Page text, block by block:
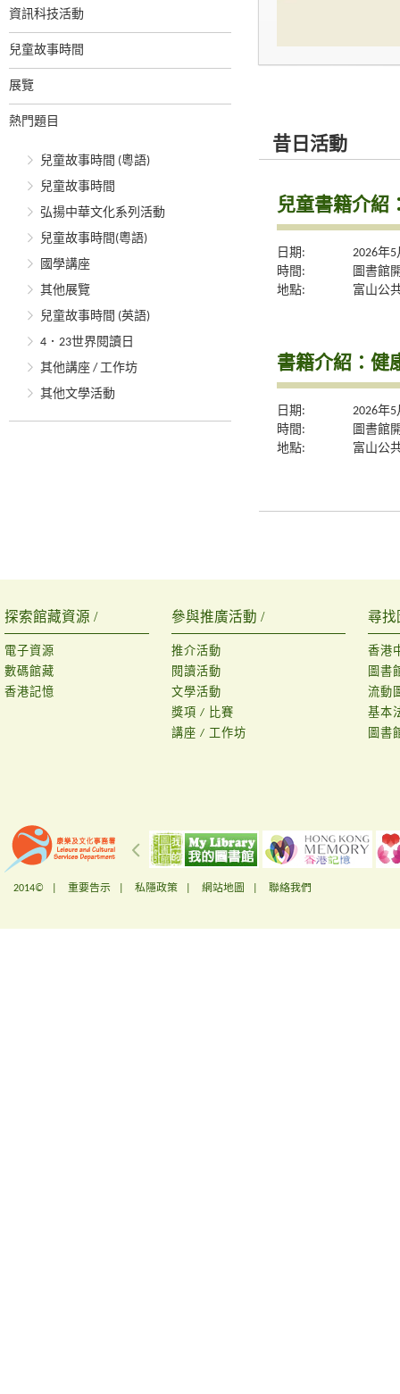
資訊科技活動
兒童故事時間
展覽
熱門題目
兒童故事時間 (粵語)
兒童故事時間
弘揚中華文化系列活動
兒童故事時間(粵語)
國學講座
其他展覽
兒童故事時間 (英語)
4．23世界閱讀日
其他講座 / 工作坊
其他文學活動
昔日活動
兒童書籍介紹
日期:
2026年
時間:
圖書館
地點:
富山公
書籍介紹：健
日期:
2026年
時間:
圖書館
地點:
富山公
探索館藏資源 /
電子資源
數碼館藏
香港記憶
參與推廣活動 /
推介活動
閱讀活動
文學活動
獎項 / 比賽
講座 / 工作坊
尋找
香港
圖書
流動
基本
圖書
2014© | 重要告示 私隱政策 網站地圖 聯絡我們